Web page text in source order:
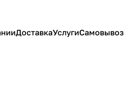
ДоставкаУслугиСамовывоз